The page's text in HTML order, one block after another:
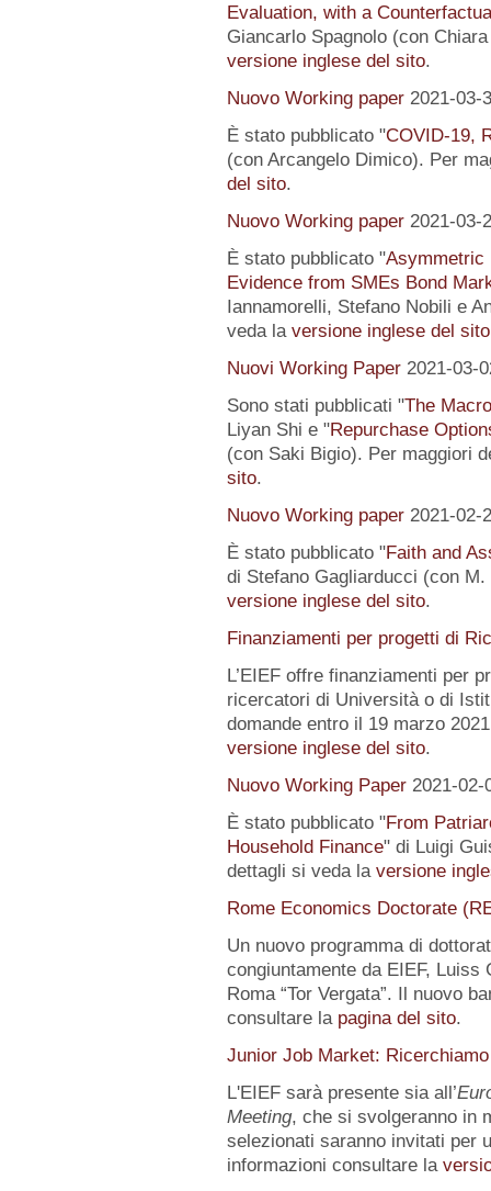
Evaluation, with a
Giancarlo Spagnolo (con
versione inglese del sito.
Nuovo Working paper 2021-03-
È stato pubblicato "COVID-19,
(con Arcangelo Dimico). Per
del sito.
Nuovo Working paper 2021-03-
È stato pubblicato "Asymmetric
Evidence from SMEs Bond
Iannamorelli, Stefano Nobili e
veda la versione inglese del sito
Nuovi Working Paper 2021-03-
Sono stati pubblicati "The
Liyan Shi e "Repurchase
(con Saki Bigio). Per maggiori
sito.
Nuovo Working paper 2021-02-
È stato pubblicato "Faith and
di Stefano Gagliarducci (con
versione inglese del sito.
Finanziamenti per progetti di
L’EIEF offre finanziamenti per
ricercatori di Università o di
domande entro il 19 marzo
versione inglese del sito.
Nuovo Working Paper 2021-02-
È stato pubblicato "From
Household Finance" di Luigi
dettagli si veda la versione
Rome Economics Doctorate
Un nuovo programma di
congiuntamente da EIEF, Luiss
Roma “Tor Vergata”. Il nuovo
consultare la pagina del sito.
Junior Job Market:
L'EIEF sarà presente sia all’
Meeting, che si svolgeranno in
selezionati saranno invitati per
informazioni consultare la